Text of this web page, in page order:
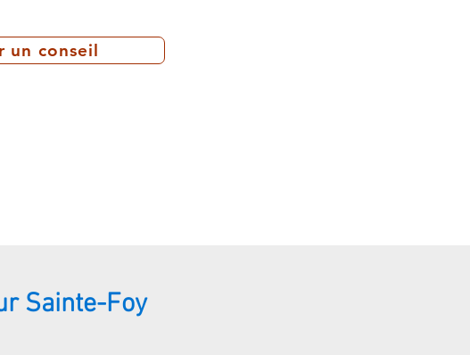
un conseil
Sainte-Foy